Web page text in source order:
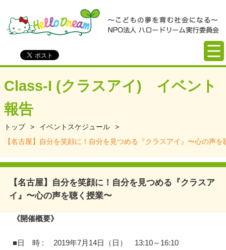
Class-I (クラスアイ) イベント
報告
トップ > イベントスケジュール
>
【名古屋】自分を笑顔に！自分を見つめる『クラスアイ』〜心の声を
【名古屋】自分を笑顔に！自分を見つめる『クラスア
イ』〜心の声を聴く授業〜
《開催概要》
■日 時 : 2019年7月14日（日） 13:10～16:10